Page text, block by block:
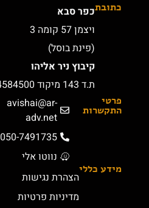
כתובתכפר סבא
ויצמן 57 קומה 3
(פינת בוסל)
קיבוץ ניר אליהו
ת.ד 143 מיקוד 4584500
פרטי
התקשרות
avishai@ar-
adv.net
050-7491735
נווטו אלי
מידע כללי
הצהרת נגישות
מדיניות פרטיות